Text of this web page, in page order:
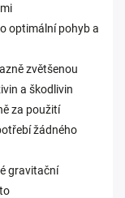
optimální pohyb a
zvětšenou
a škodlivin
za použití
žádného
gravitační